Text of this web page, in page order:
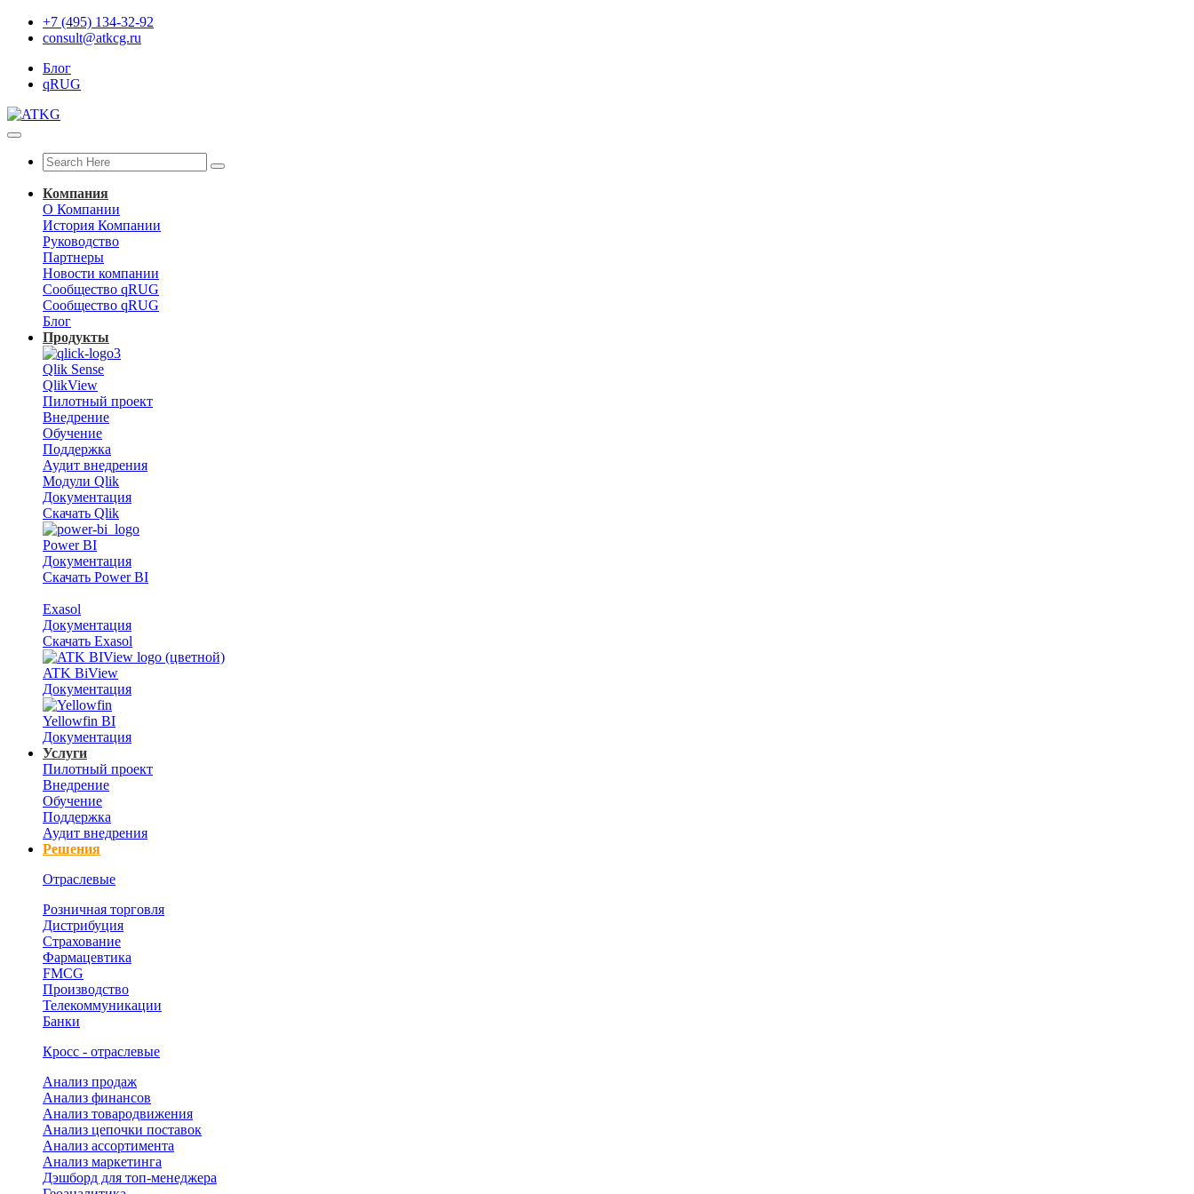
+7 (495) 134-32-92
consult@atkcg.ru
Блог
qRUG
Компания
О Компании
История Компании
Руководство
Партнеры
Новости компании
Сообщество qRUG
Сообщество qRUG
Блог
Продукты
Qlik Sense
QlikView
Пилотный проект
Внедрение
Обучение
Поддержка
Аудит внедрения
Модули Qlik
Документация
Скачать Qlik
Power BI
Документация
Скачать Power BI
Exasol
Документация
Скачать Exasol
ATK BiView
Документация
Yellowfin BI
Документация
Услуги
Пилотный проект
Внедрение
Обучение
Поддержка
Аудит внедрения
Решения
Отраслевые
Розничная торговля
Дистрибуция
Страхование
Фармацевтика
FMCG
Производство
Телекоммуникации
Банки
Кросс - отраслевые
Анализ продаж
Анализ финансов
Анализ товародвижения
Анализ цепочки поставок
Анализ ассортимента
Анализ маркетинга
Дэшборд для топ-менеджера